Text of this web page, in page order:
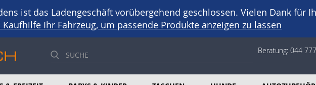
ist das Ladengeschäft vorübergehend geschlossen. Vielen Dank für
Ihr Fahrzeug, um passende Produkte anzeigen zu lassen
Beratung: 044